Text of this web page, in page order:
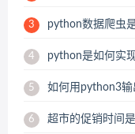
3 python数据爬虫
4 python是如何实
5 如何用python3输
6 超市的促销时间